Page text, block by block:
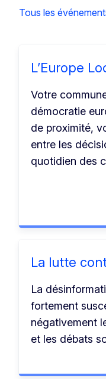
Tous les
L’Europe
Votre
démocratie
de proximité,
entre les
quotidien des
La lutte
La
fortement
négativement
et les débats